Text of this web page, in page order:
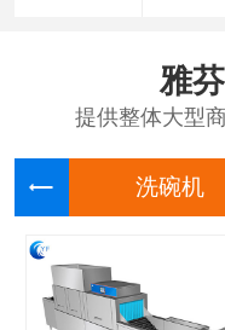
雅芬
提供整体大型
洗碗机